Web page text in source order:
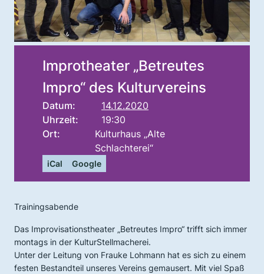
Improtheater „Betreutes
Impro“ des Kulturvereins
Datum:
14.12.2020
Uhrzeit:
19:30
Ort:
Kulturhaus „Alte
Schlachterei“
iCal Google
Trainingsabende
Das Improvisationstheater „Betreutes Impro“ trifft sich immer
montags in der KulturStellmacherei.
Unter der Leitung von Frauke Lohmann hat es sich zu einem
festen Bestandteil unseres Vereins gemausert. Mit viel Spaß